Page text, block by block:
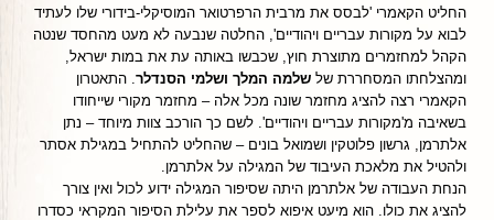
החליט הקאמרי 'לבסס את מרבית הרפרטואר המוסיקלי-בידורי שלו לעתיד
לבוא על מקורות עבריים ויהודיים', החלטה שנבעה לא מעט מהחסד שנטה
הקהל למחזמרים מתוצרת חוץ, שכבשו באותה עת את במות ישראל,
ומהצלחתו המסחררת של שלמה המלך ושלמי הסנדלר . התאטרון
הקאמרי רצה להציג מחזמר שונה מכל אלה – מחזמר מקורי שייחודו
בשאיבה מ'מקורות עבריים ויהודיים'. לשם כך הורכב צוות מיוחד – נתן
אלתרמן, גרשון פלוטקין ושמואל בונים – שהחליט להתחיל במגילת אסתר
ולהטיל את מלאכת העיבוד של המגילה על אלתרמן.
הנחת העבודה של אלתרמן היתה שסיפור המגילה ידוע לכול ואין צורך
להציג את כולו. הוא מיעט איפוא לספר את עלילת הסיפור המקראי כסדרו